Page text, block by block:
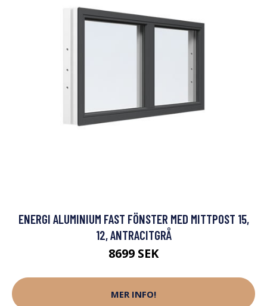
ENERGI ALUMINIUM FAST FÖNSTER MED MITTPOST 15,
12, ANTRACITGRÅ
8699 SEK
MER INFO!